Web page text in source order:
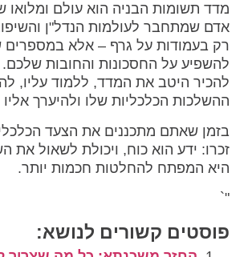
מדד תשומות הבניה הוא עולם
אדם שמתחבר לעולמות הנדל"ן
רק בעמודות על גרף – אלא במספרים
להשפיע על החסכונות והחובות
להכיר היטב את המדד, ללמוד עליו,
ההשלכות הכלכליות שלו ולהיערך אליו
בזמן שאתם מתכננים את הצעד
זכרו: ידע הוא כוח, ויכולת לשאול את
היא המפתח להחלטות חכמות יותר.
"`
פוסטים קשורים לנושא: